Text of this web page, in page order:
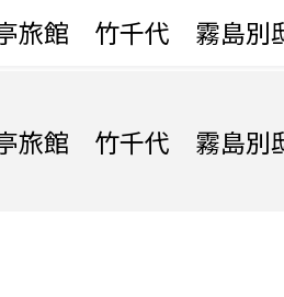
旅館 竹千代 霧島別
旅館 竹千代 霧島別